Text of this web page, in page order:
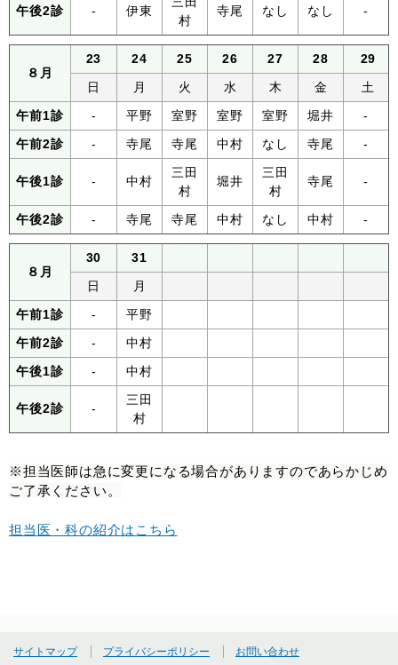
午後2診 - 伊東
村
寺尾 なし なし -
８月
23 24 25 26 27 28
29
日
月 火 水 木 金
土
午前1診
- 平野 室野 室野 室野 堀井
-
午前2診
- 寺尾 寺尾 中村 なし 寺尾 -
午後1診 - 中村
三田
村
堀井
三田
村
寺尾 -
午後2診 - 寺尾 寺尾 中村 なし 中村 -
８月
30
31
日
月
午前1診
-
平野
午前2診
-
中村
午後1診
- 中村
午後2診 -
三田
村
※担当医師は急に変更になる場合がありますのであらかじめ
ご了承ください。
担当医・科の紹介はこちら
サイトマップ プライバシーポリシー お問い合わせ